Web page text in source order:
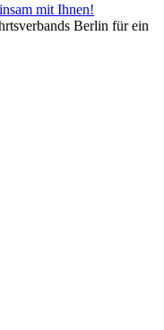
mit Ihnen!
Berlin für ein